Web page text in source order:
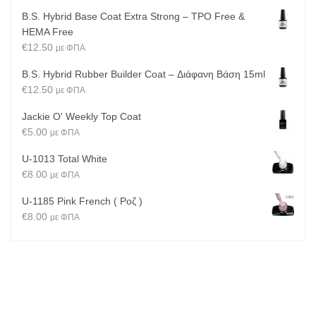
B.S. Hybrid Base Coat Extra Strong – TPO Free &
HEMA Free
€12.50 με ΦΠΑ
B.S. Hybrid Rubber Builder Coat – Διάφανη Βάση 15ml
€12.50 με ΦΠΑ
Jackie O' Weekly Top Coat
€5.00 με ΦΠΑ
U-1013 Total White
€8.00 με ΦΠΑ
U-1185 Pink French ( Ροζ )
€8.00 με ΦΠΑ